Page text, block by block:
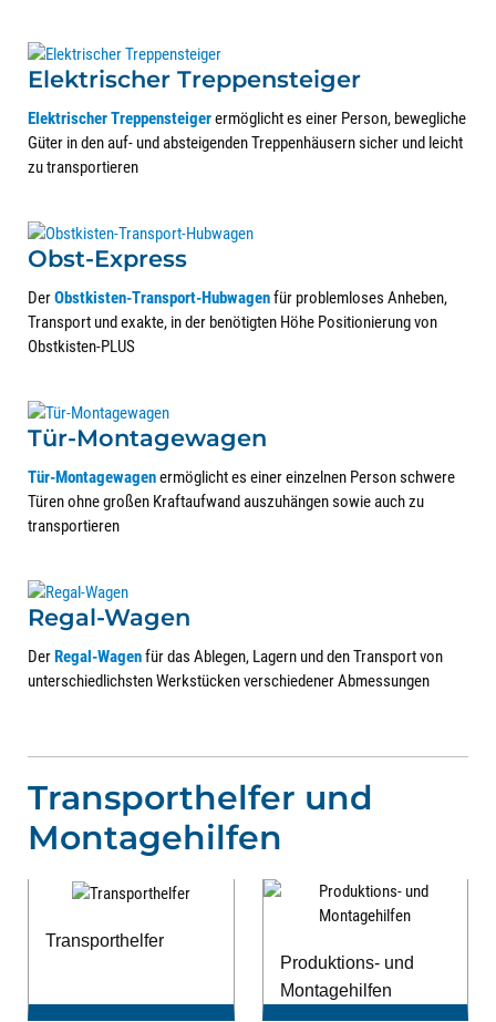
Elektrischer Treppensteiger
Elektrischer Treppensteigerermöglicht es einer Person, bewegliche
Güter in den auf- und absteigenden Treppenhäusern sicher und leicht
zu transportieren
Obst-Express
DerObstkisten-Transport-Hubwagenfür problemloses Anheben,
Transport und exakte, in der benötigten Höhe Positionierung von
Obstkisten-PLUS
Tür-Montagewagen
Tür-Montagewagenermöglicht es einer einzelnen Person schwere
Türen ohne großen Kraftaufwand auszuhängen sowie auch zu
transportieren
Regal-Wagen
DerRegal-Wagenfür das Ablegen, Lagern und den Transport von
unterschiedlichsten Werkstücken verschiedener Abmessungen
Transporthelfer und
Montagehilfen
Transporthelfer
Produktions- und
Montagehilfen